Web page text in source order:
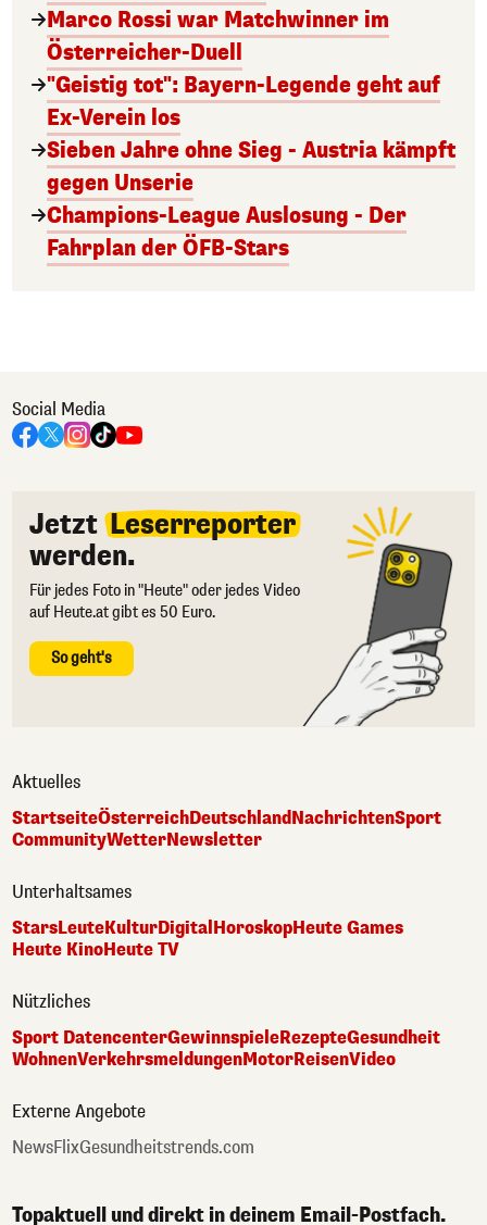
Marco Rossi war Matchwinner im
Österreicher-Duell
"Geistig tot": Bayern-Legende geht auf
Ex-Verein los
Sieben Jahre ohne Sieg - Austria kämpft
gegen Unserie
Champions-League Auslosung - Der
Fahrplan der ÖFB-Stars
Social Media
Jetzt Leserreporter
werden.
Für jedes Foto in "Heute" oder jedes Video
auf Heute.at gibt es 50 Euro.
So geht's
Aktuelles
StartseiteÖsterreichDeutschlandNachrichtenSport
CommunityWetterNewsletter
Unterhaltsames
StarsLeuteKulturDigital HoroskopHeute Games
Heute KinoHeute TV
Nützliches
Sport DatencenterGewinnspieleRezepteGesundheit
WohnenVerkehrsmeldungenMotorReisenVideo
Externe Angebote
NewsFlixGesundheitstrends.com
Topaktuell und direkt in deinem Email-Postfach.